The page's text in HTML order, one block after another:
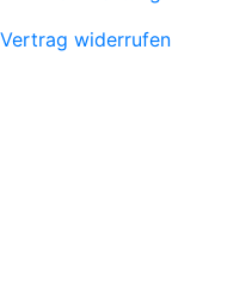
Vertrag widerrufen